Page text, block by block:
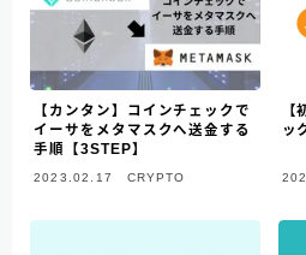
【カンタン】コインチェックで
イーサをメタマスクへ送金する
手順【3STEP】
2023.02.17 CRYPTO
【
ッ